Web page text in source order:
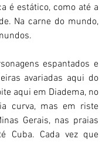
é estático, como até a
Na carne do mundo,
espantados e
avariadas aqui do
aqui em Diadema, no
curva, mas em riste
Gerais, nas praias
Cuba. Cada vez que